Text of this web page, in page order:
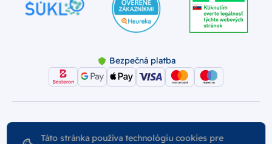
Bezpečná platba
Vytvoril
Táto stránka používa technológiu cookies pre